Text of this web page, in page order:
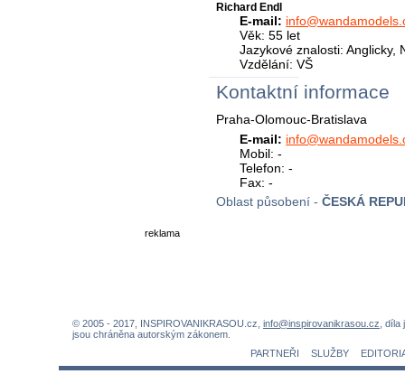
Richard Endl
E-mail:
Věk: 55 let
Jazykové znalosti: Anglicky,
Vzdělání: VŠ
Kontaktní informace
Praha-Olomouc-Bratislava
E-mail:
Mobil: -
Telefon: -
Fax: -
Oblast působení - ČESKÁ
reklama
© 2005 - 2017, INSPIROVANIKRASOU.cz, info@inspirovanikrasou.cz ,
jsou chráněna autorským zákonem.
PARTNEŘI
SLUŽBY